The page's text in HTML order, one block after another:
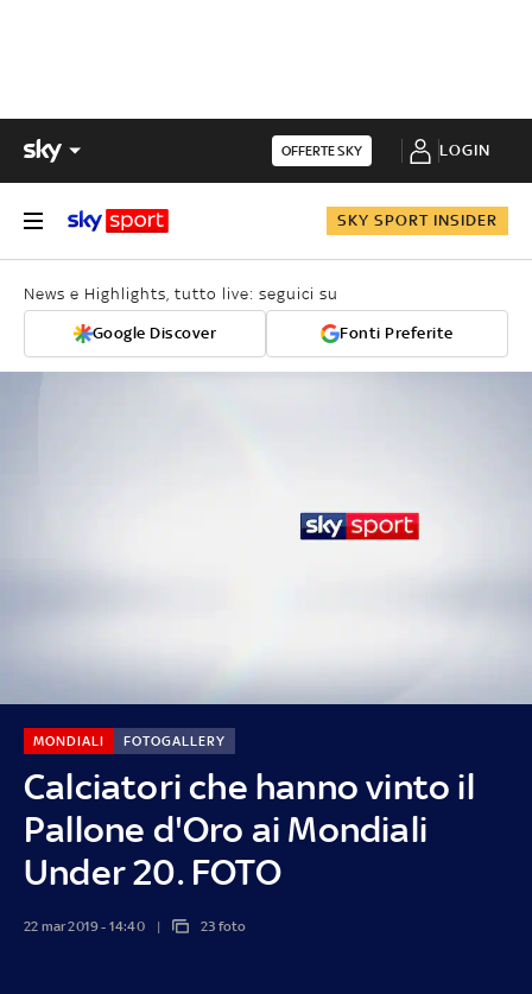
OFFERTE SKY LOGIN
SKY SPORT INSIDER
News e Highlights, tutto live: seguici su
Google Discover Fonti Preferite
Calciatori che hanno vinto il
Pallone d'Oro ai Mondiali
Under 20. FOTO
MONDIALI FOTOGALLERY
22 mar 2019 - 14:40 23 foto